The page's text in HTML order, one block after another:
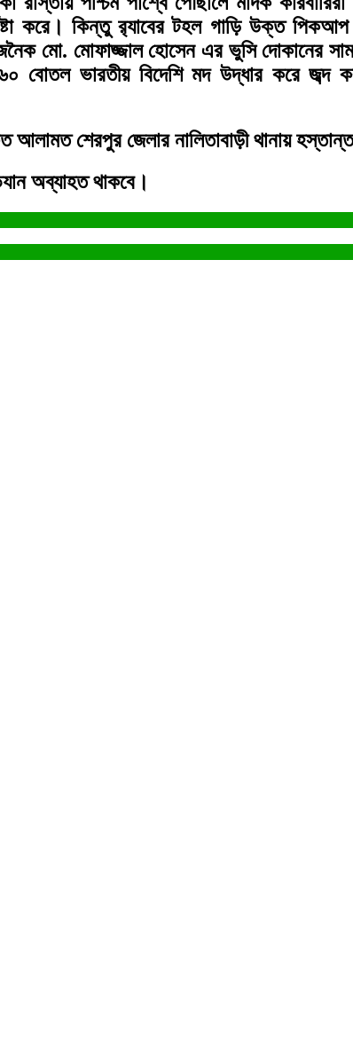
করে। কিন্তু র‌্যাবের টহল গাড়ি উক্ত
জনৈক মো. মোফাজ্জাল হোসেন এর ভুসি দোকানের
বোতল ভারতীয় বিদেশি মদ উদ্ধার করে জব্দ
আলামত শেরপুর জেলার নালিতাবাড়ী থানায়
অব্যাহত থাকবে।